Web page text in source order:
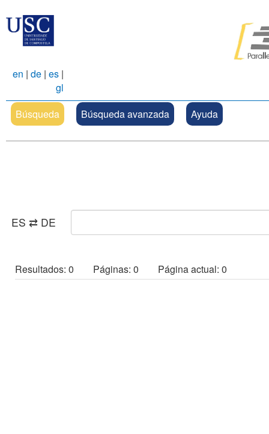
en | de | es |
gl
Búsqueda
Búsqueda avanzada Ayuda
ES ⇄ DE
Resultados: 0 Páginas: 0 Página actual: 0